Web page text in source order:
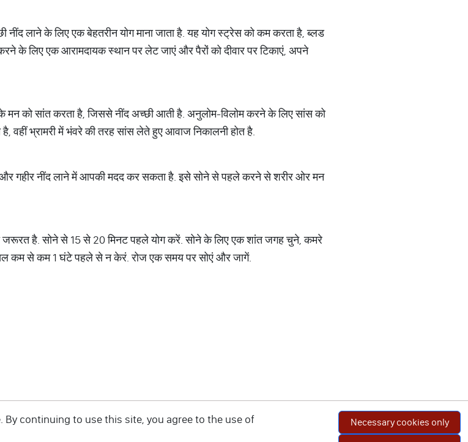
लाने के लिए एक बेहतरीन योग माना जाता है. यह योग स्ट्रेस को कम करता है, ब्लड
के लिए एक आरामदायक स्थान पर लेट जाएं और पैरों को दीवार पर टिकाएं, अपने
मन को सांत करता है, जिससे नींद अच्छी आती है. अनुलोम-विलोम करने के लिए सांस को
वहीं भ्रामरी में भंवरे की तरह सांस लेते हुए आवाज निकालनी होत है.
गहीर नींद लाने में आपकी मदद कर सकता है. इसे सोने से पहले करने से शरीर ओर मन
जरूरत है. सोने से 15 से 20 मिनट पहले योग करें. सोने के लिए एक शांत जगह चुने, कमरे
कम से कम 1 घंटे पहले से न केरं. रोज एक समय पर सोएं और जागें.
continuing to use this site, you agree to the use of
Necessary cookies only